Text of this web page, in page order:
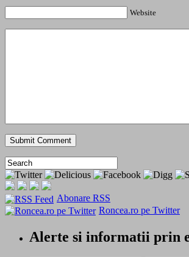
Website
Abonare RSS
Roncea.ro pe Twitter
Alerte si informatii prin